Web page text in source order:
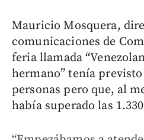
Mauricio Mosquera,
comunicaciones de
feria llamada
hermano” tenía
personas pero que, al
había superado las